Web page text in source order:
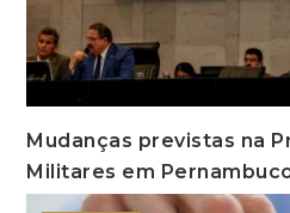
Mudanças previstas na
Militares em